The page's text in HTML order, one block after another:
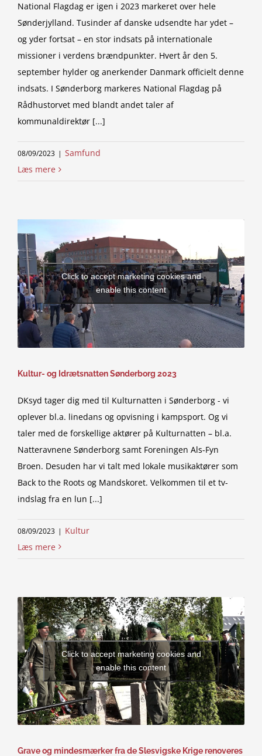
National Flagdag er igen i 2023 markeret over hele
Sønderjylland. Tusinder af danske udsendte har ydet –
og yder fortsat – en stor indsats på internationale
missioner i verdens brændpunkter. Hvert år den 5.
september hylder og anerkender Danmark officielt denne
indsats. I Sønderborg markeres National Flagdag på
Rådhustorvet med blandt andet taler af
kommunaldirektør [...]
08/09/2023 | Samfund
Læs mere
Click to accept marketing cookies and
enable this content
Kultur- og Idrætsnatten Sønderborg 2023
DKsyd tager dig med til Kulturnatten i Sønderborg - vi
oplever bl.a. linedans og opvisning i kampsport. Og vi
taler med de forskellige aktører på Kulturnatten – bl.a.
Natteravnene Sønderborg samt Foreningen Als-Fyn
Broen. Desuden har vi talt med lokale musikaktører som
Back to the Roots og Mandskoret. Velkommen til et tv-
indslag fra en lun [...]
08/09/2023 | Kultur
Læs mere
Click to accept marketing cookies and
enable this content
Grave og mindesmærker fra de Slesvigske Krige renoveres